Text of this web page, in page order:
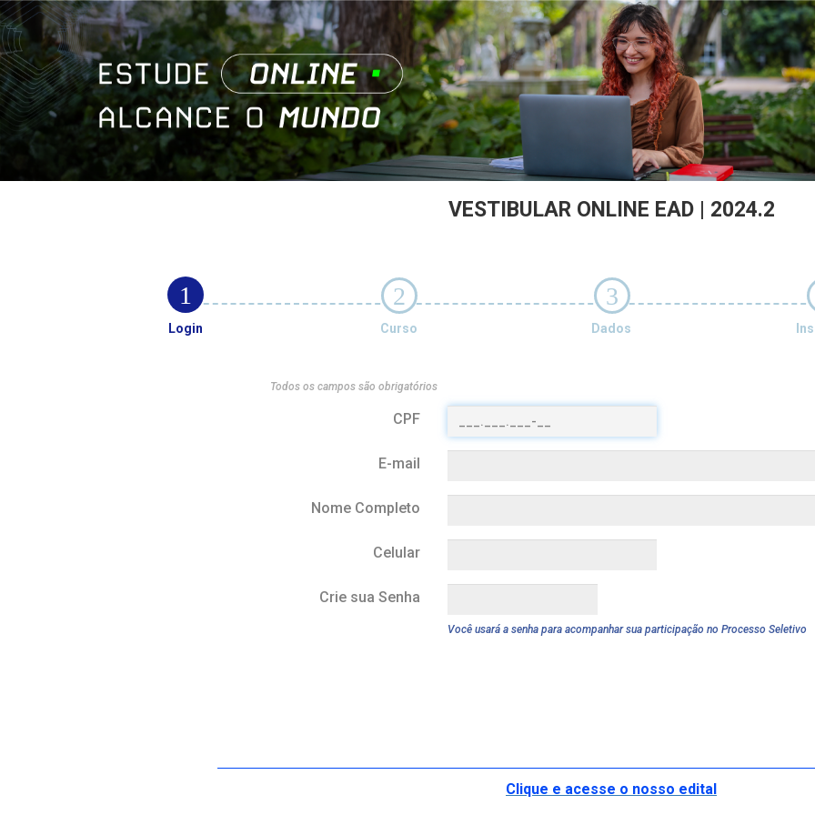
VESTIBULAR ONLINE EAD | 2024.2
1
Login
2
Curso
3
Dados
Todos os campos são obrigatórios
CPF
E-mail
Nome Completo
Celular
Crie sua Senha
Você usará a senha para acompanhar sua participação no Processo Seletivo
Clique e acesse o nosso edital